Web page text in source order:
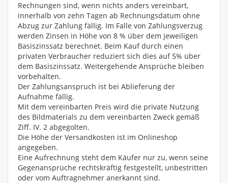
Rechnungen sind, wenn nichts anders vereinbart,
innerhalb von zehn Tagen ab Rechnungsdatum ohne
Abzug zur Zahlung fällig. Im Falle von Zahlungsverzug
werden Zinsen in Höhe von 8 % über dem jeweiligen
Basiszinssatz berechnet. Beim Kauf durch einen
privaten Verbraucher reduziert sich dies auf 5% über
dem Basiszinssatz. Weitergehende Ansprüche bleiben
vorbehalten.
Der Zahlungsanspruch ist bei Ablieferung der
Aufnahme fällig.
Mit dem vereinbarten Preis wird die private Nutzung
des Bildmaterials zu dem vereinbarten Zweck gemäß
Ziff. IV. 2 abgegolten.
Die Höhe der Versandkosten ist im Onlineshop
angegeben.
Eine Aufrechnung steht dem Käufer nur zu, wenn seine
Gegenansprüche rechtskräftig festgestellt, unbestritten
oder vom Auftragnehmer anerkannt sind.